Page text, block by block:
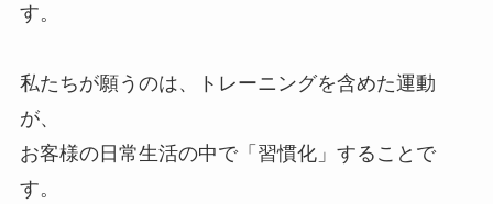
す。
私たちが願うのは、トレーニングを含めた運動
が、
お客様の日常生活の中で「習慣化」することで
す。